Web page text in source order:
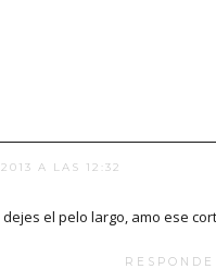
A LAS 12:32
el pelo largo, amo ese